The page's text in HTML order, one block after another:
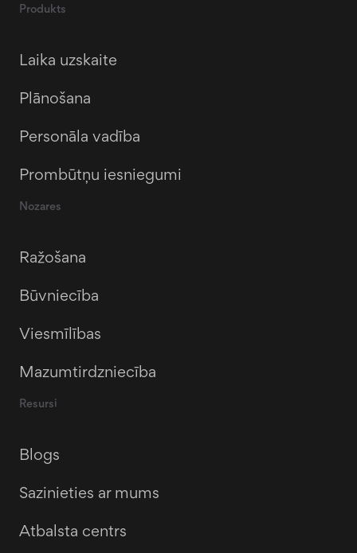
Produkts
Laika uzskaite
Plānošana
Personāla vadība
Prombūtņu iesniegumi
Nozares
Ražošana
Būvniecība
Viesmīlības
Mazumtirdzniecība
Resursi
Blogs
Sazinieties ar mums
Atbalsta centrs